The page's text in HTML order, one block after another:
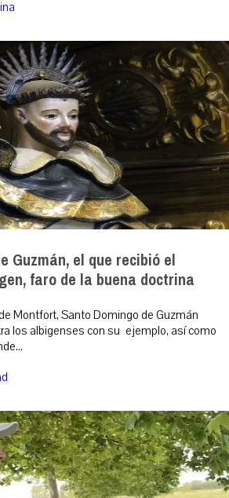
Guzmán, el que recibió el
faro de la buena doctrina
Montfort, Santo Domingo de Guzmán
los albigenses con su ejemplo, así como